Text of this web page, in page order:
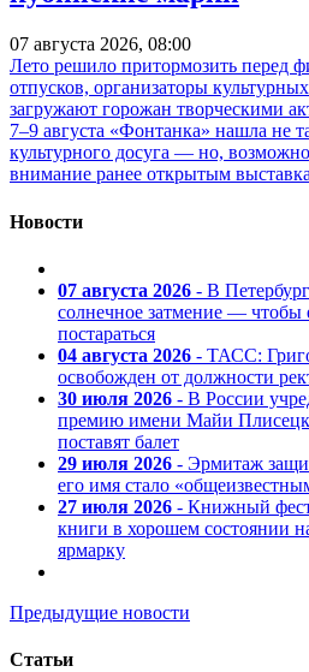
07 августа 2026, 08:00
Лето решило притормозить перед
отпусков, организаторы
загружают горожан творческими
7–9 августа «Фонтанка» нашла не
культурного досуга — но,
внимание ранее открытым
Новости
07 августа 2026 - В
солнечное затмение — чтобы
постараться
04 августа 2026 - ТАСС:
освобожден от должности
30 июля 2026 - В России
премию имени Майи
поставят балет
29 июля 2026 - Эрмитаж
его имя стало
27 июля 2026 - Книжный
книги в хорошем состоянии
ярмарку
Предыдущие новости
Статьи